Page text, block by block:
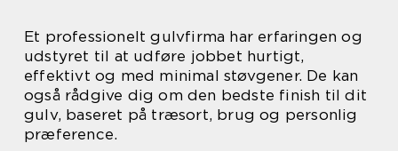
Et professionelt gulvfirma har erfaringen og
udstyret til at udføre jobbet hurtigt,
effektivt og med minimal støvgener. De kan
også rådgive dig om den bedste finish til dit
gulv, baseret på træsort, brug og personlig
præference.